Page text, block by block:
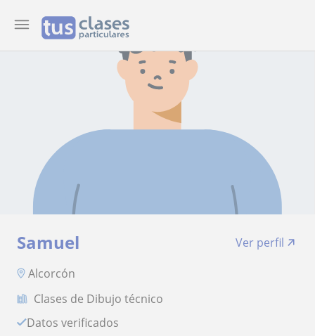
Samuel
Ver perfil
Alcorcón
Clases de Dibujo técnico
Datos verificados